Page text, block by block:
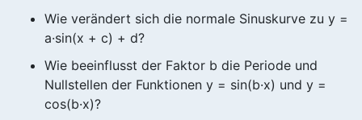
Wie verändert sich die normale Sinuskurve zu y =
a·sin(x + c) + d?
Wie beeinflusst der Faktor b die Periode und
Nullstellen der Funktionen y = sin(b·x) und y =
cos(b·x)?